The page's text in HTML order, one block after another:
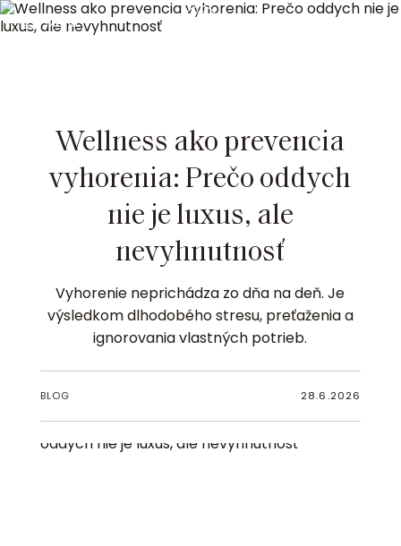
Menu
Wellness ako prevencia
vyhorenia: Prečo oddych
nie je luxus, ale
nevyhnutnosť
Vyhorenie neprichádza zo dňa na deň. Je
výsledkom dlhodobého stresu, preťaženia a
ignorovania vlastných potrieb.
BLOG 28.6.2026